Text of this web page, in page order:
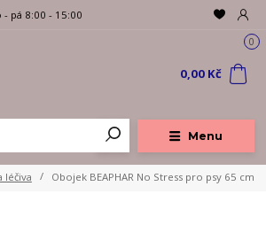
Menu
- pá 8:00 - 15:00
0
0,00 Kč
léčiva Obojek BEAPHAR No Stress pro psy 65 cm